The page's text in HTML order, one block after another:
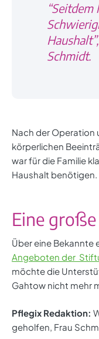
“Seitdem
Schmidt.
Nach der Operation
körperlichen
war für die Familie
Haushalt benötigen.
Eine
Über eine Bekannte
Angeboten der
möchte die
Gahtow nicht mehr
Pflegix Redaktion:
geholfen, Frau